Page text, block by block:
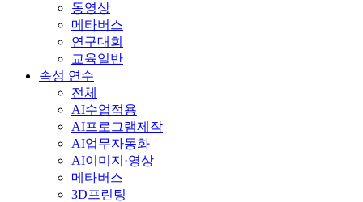
동영상
메타버스
연구대회
교육일반
속성 연수
전체
AI수업적용
AI프로그램제작
AI업무자동화
AI이미지·영상
메타버스
3D프린팅